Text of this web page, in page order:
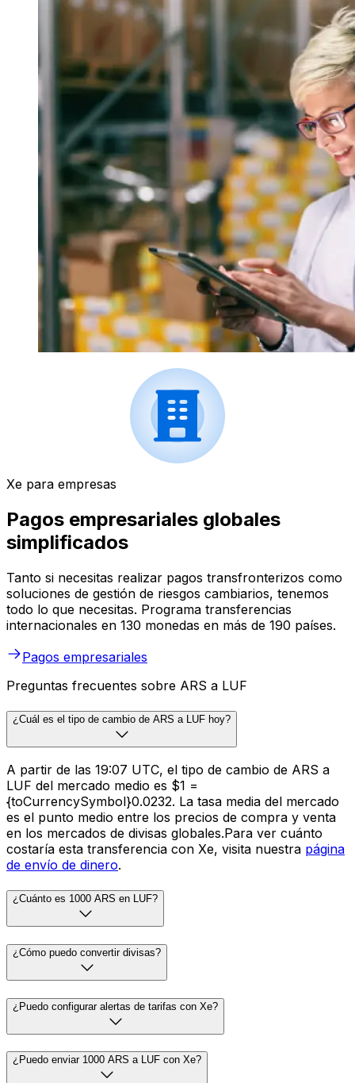
Xe para empresas
Pagos empresariales globales
simplificados
Tanto si necesitas realizar pagos transfronterizos como
soluciones de gestión de riesgos cambiarios, tenemos
todo lo que necesitas. Programa transferencias
internacionales en 130 monedas en más de 190 países.
Pagos empresariales
Preguntas frecuentes sobre ARS a LUF
¿Cuál es el tipo de cambio de ARS a LUF hoy?
A partir de las 19:07 UTC, el tipo de cambio de ARS a
LUF del mercado medio es $1 =
{toCurrencySymbol}0.0232. La tasa media del mercado
es el punto medio entre los precios de compra y venta
en los mercados de divisas globales.Para ver cuánto
costaría esta transferencia con Xe, visita nuestra página
de envío de dinero.
¿Cuánto es 1000 ARS en LUF?
¿Cómo puedo convertir divisas?
¿Puedo configurar alertas de tarifas con Xe?
¿Puedo enviar 1000 ARS a LUF con Xe?